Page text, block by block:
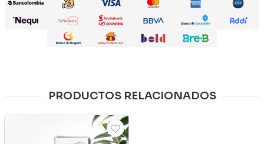
PRODUCTOS RELACIONADOS